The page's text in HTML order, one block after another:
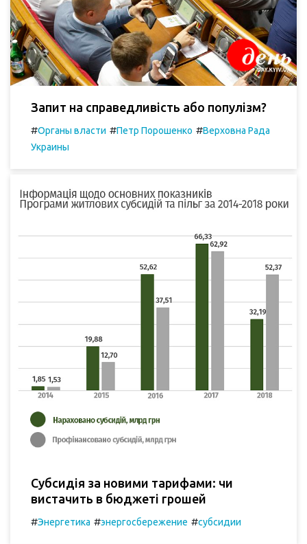
Запит на справедливість або популізм?
#Органы власти #Петр Порошенко #Верховна Рада
Украины
Субсидія за новими тарифами: чи
вистачить в бюджеті грошей
#Энергетика #энергосбережение #субсидии